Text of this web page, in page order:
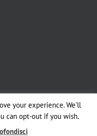
| All Rights Reserved |
Reserved |Note legali
your experience. We'll
can opt-out if you wish.